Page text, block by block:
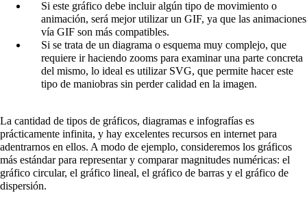
Si este gráfico debe incluir algún tipo de movimiento o
animación, será mejor utilizar un GIF, ya que las animaciones
vía GIF son más compatibles.
Si se trata de un diagrama o esquema muy complejo, que
requiere ir haciendo zooms para examinar una parte concreta
del mismo, lo ideal es utilizar SVG, que permite hacer este
tipo de maniobras sin perder calidad en la imagen.
La cantidad de tipos de gráficos, diagramas e infografías es
prácticamente infinita, y hay excelentes recursos en internet para
adentrarnos en ellos. A modo de ejemplo, consideremos los gráficos
más estándar para representar y comparar magnitudes numéricas: el
gráfico circular, el gráfico lineal, el gráfico de barras y el gráfico de
dispersión.